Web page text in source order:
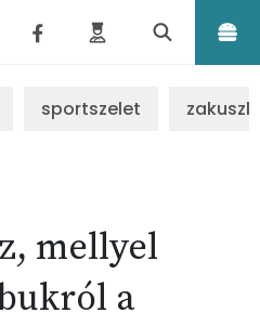
sportszelet
mellyel
a